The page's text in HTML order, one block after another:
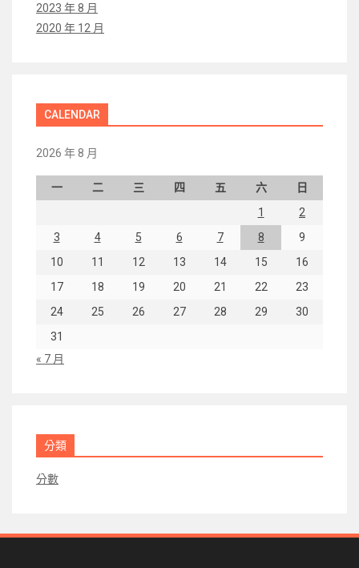
2023 年 8 月
2020 年 12 月
CALENDAR
2026 年 8 月
一 二 三 四 五 六
日
1
2
3
4 5 6 7 8
9
10
11 12 13 14 15
16
17
18 19 20 21 22
23
24
25 26 27 28 29
30
31
« 7 月
分類
分數